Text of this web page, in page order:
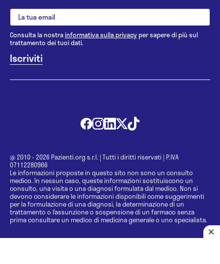
Consulta la nostrainformativa sulla privacy per sapere di più sul
trattamento dei tuoi dati.
@ 2010 - 2026 Pazienti.org s.r.l. | Tutti i diritti riservati | P.IVA
07112280966
Le informazioni proposte in questo sito non sono un consulto
medico. In nessun caso, queste informazioni sostituiscono un
consulto, una visita o una diagnosi formulata dal medico. Non si
devono considerare le informazioni disponibili come suggerimenti
per la formulazione di una diagnosi, la determinazione di un
trattamento o l’assunzione o sospensione di un farmaco senza
prima consultare un medico di medicina generale o uno specialista.